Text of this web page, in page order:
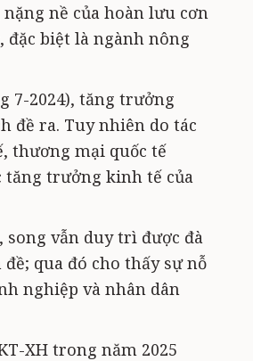
nề của hoàn lưu cơn
đặc biệt là ngành nông
7-2024), tăng trưởng
đề ra. Tuy nhiên do tác
thương mại quốc tế
tăng trưởng kinh tế của
song vẫn duy trì được đà
qua đó cho thấy sự nỗ
nghiệp và nhân dân
XH trong năm 2025